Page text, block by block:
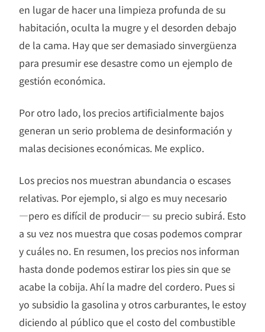
en lugar de hacer una limpieza profunda de su
habitación, oculta la mugre y el desorden debajo
de la cama. Hay que ser demasiado sinvergüenza
para presumir ese desastre como un ejemplo de
gestión económica.
Por otro lado, los precios artificialmente bajos
generan un serio problema de desinformación y
malas decisiones económicas. Me explico.
Los precios nos muestran abundancia o escases
relativas. Por ejemplo, si algo es muy necesario
―pero es difícil de producir― su precio subirá. Esto
a su vez nos muestra que cosas podemos comprar
y cuáles no. En resumen, los precios nos informan
hasta donde podemos estirar los pies sin que se
acabe la cobija. Ahí la madre del cordero. Pues si
yo subsidio la gasolina y otros carburantes, le estoy
diciendo al público que el costo del combustible